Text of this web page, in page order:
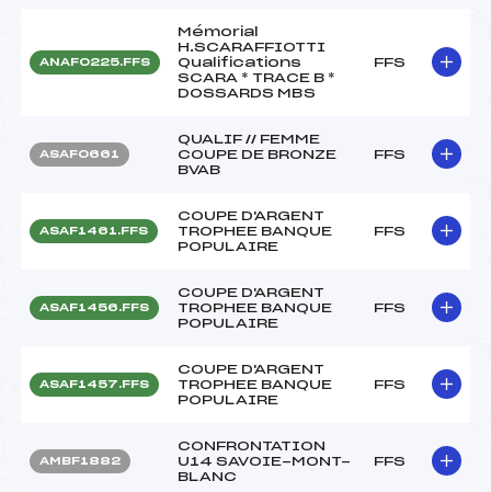
ANAF0225.FFS
Mémorial
H.SCARAFFIOTTI
Qualifications
SCARA * TRACE B *
DOSSARDS MBS
FFS
ASAF0661
QUALIF // FEMME
COUPE DE BRONZE
BVAB
FFS
ASAF1461.FFS
COUPE D'ARGENT
TROPHEE BANQUE
POPULAIRE
FFS
ASAF1456.FFS
COUPE D'ARGENT
TROPHEE BANQUE
POPULAIRE
FFS
ASAF1457.FFS
COUPE D'ARGENT
TROPHEE BANQUE
POPULAIRE
FFS
AMBF1882
CONFRONTATION
U14 SAVOIE-MONT-
BLANC
FFS